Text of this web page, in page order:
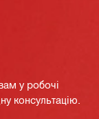
у робочі
консультацію.